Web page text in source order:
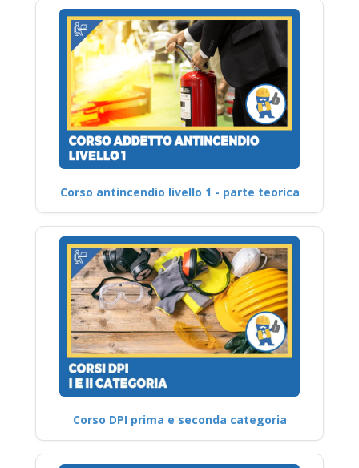
Corso antincendio livello 1 - parte teorica
Corso DPI prima e seconda categoria